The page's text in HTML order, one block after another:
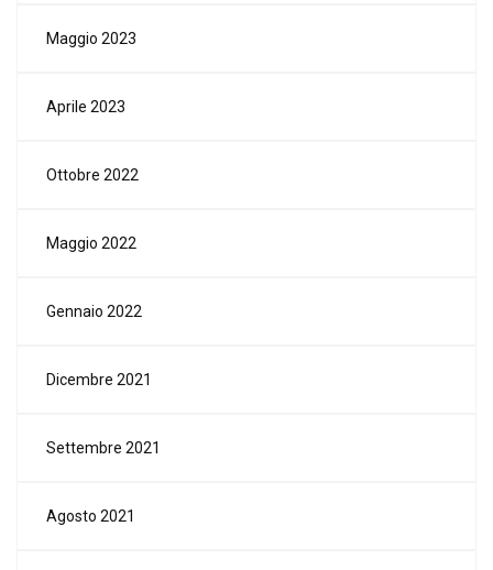
Maggio 2023
Aprile 2023
Ottobre 2022
Maggio 2022
Gennaio 2022
Dicembre 2021
Settembre 2021
Agosto 2021